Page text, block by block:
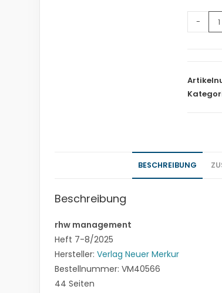
-
BESCHREIBUNG
Beschreibung
rhw management
Heft 7-8/2025
Hersteller:Verlag Neuer Merkur
Bestellnummer: VM40566
44 Seiten